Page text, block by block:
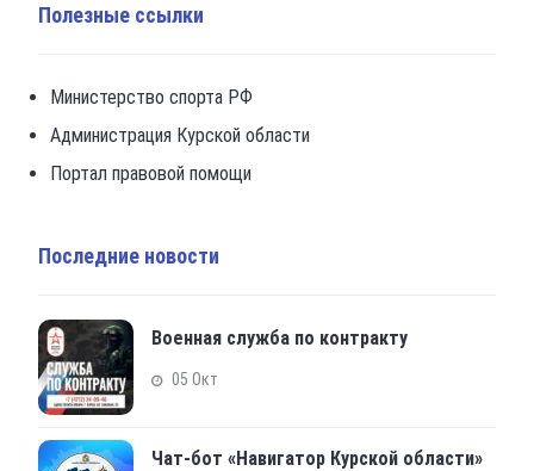
Полезные ссылки
Министерство спорта РФ
Администрация Курской области
Портал правовой помощи
Последние новости
Военная служба по контракту
05 Окт
Чат-бот «Навигатор Курской области»